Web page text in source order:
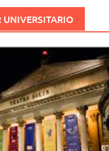
UNIVERSITARIO